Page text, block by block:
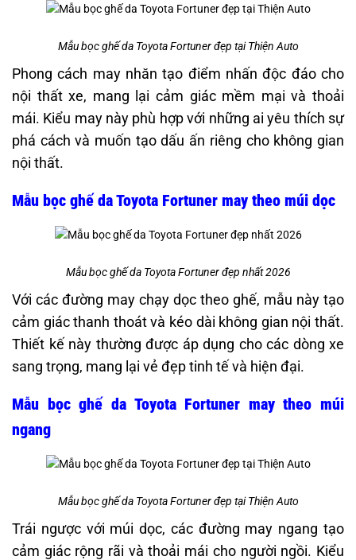
Mẫu bọc ghế da Toyota Fortuner đẹp tại Thiện Auto
Phong cách may nhăn tạo điểm nhấn độc đáo cho
nội thất xe, mang lại cảm giác mềm mại và thoải
mái. Kiểu may này phù hợp với những ai yêu thích sự
phá cách và muốn tạo dấu ấn riêng cho không gian
nội thất.​
Mẫu bọc ghế da Toyota Fortuner may theo múi dọc
Mẫu bọc ghế da Toyota Fortuner đẹp nhất 2026
Với các đường may chạy dọc theo ghế, mẫu này tạo
cảm giác thanh thoát và kéo dài không gian nội thất.
Thiết kế này thường được áp dụng cho các dòng xe
sang trọng, mang lại vẻ đẹp tinh tế và hiện đại. ​
Mẫu bọc ghế da Toyota Fortuner may theo múi
ngang
Mẫu bọc ghế da Toyota Fortuner đẹp tại Thiện Auto
Trái ngược với múi dọc, các đường may ngang tạo
cảm giác rộng rãi và thoải mái cho người ngồi. Kiểu